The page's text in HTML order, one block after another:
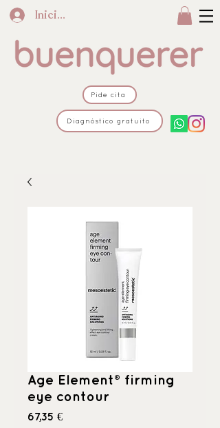
Iniciar sesión
Pide cita
Diagnóstico gratuito
Age Element® firming
eye contour
67,35 €Precio